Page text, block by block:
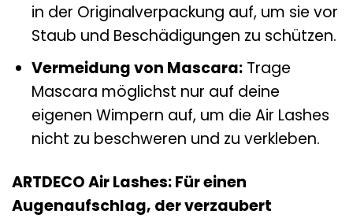
in der Originalverpackung auf, um sie vor
Staub und Beschädigungen zu schützen.
Vermeidung von Mascara:Trage
Mascara möglichst nur auf deine
eigenen Wimpern auf, um die Air Lashes
nicht zu beschweren und zu verkleben.
ARTDECO Air Lashes: Für einen
Augenaufschlag, der verzaubert